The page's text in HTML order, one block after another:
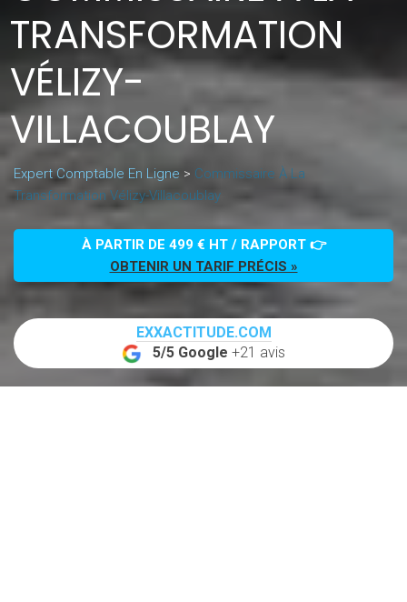
TRANSFORMATION
VÉLIZY-
VILLACOUBLAY
Expert Comptable En Ligne > Commissaire À La
Transformation Vélizy-Villacoublay
À PARTIR DE 499 € HT / RAPPORT 👉
OBTENIR UN TARIF PRÉCIS »
EXXACTITUDE.COM
5/5 Google +21 avis